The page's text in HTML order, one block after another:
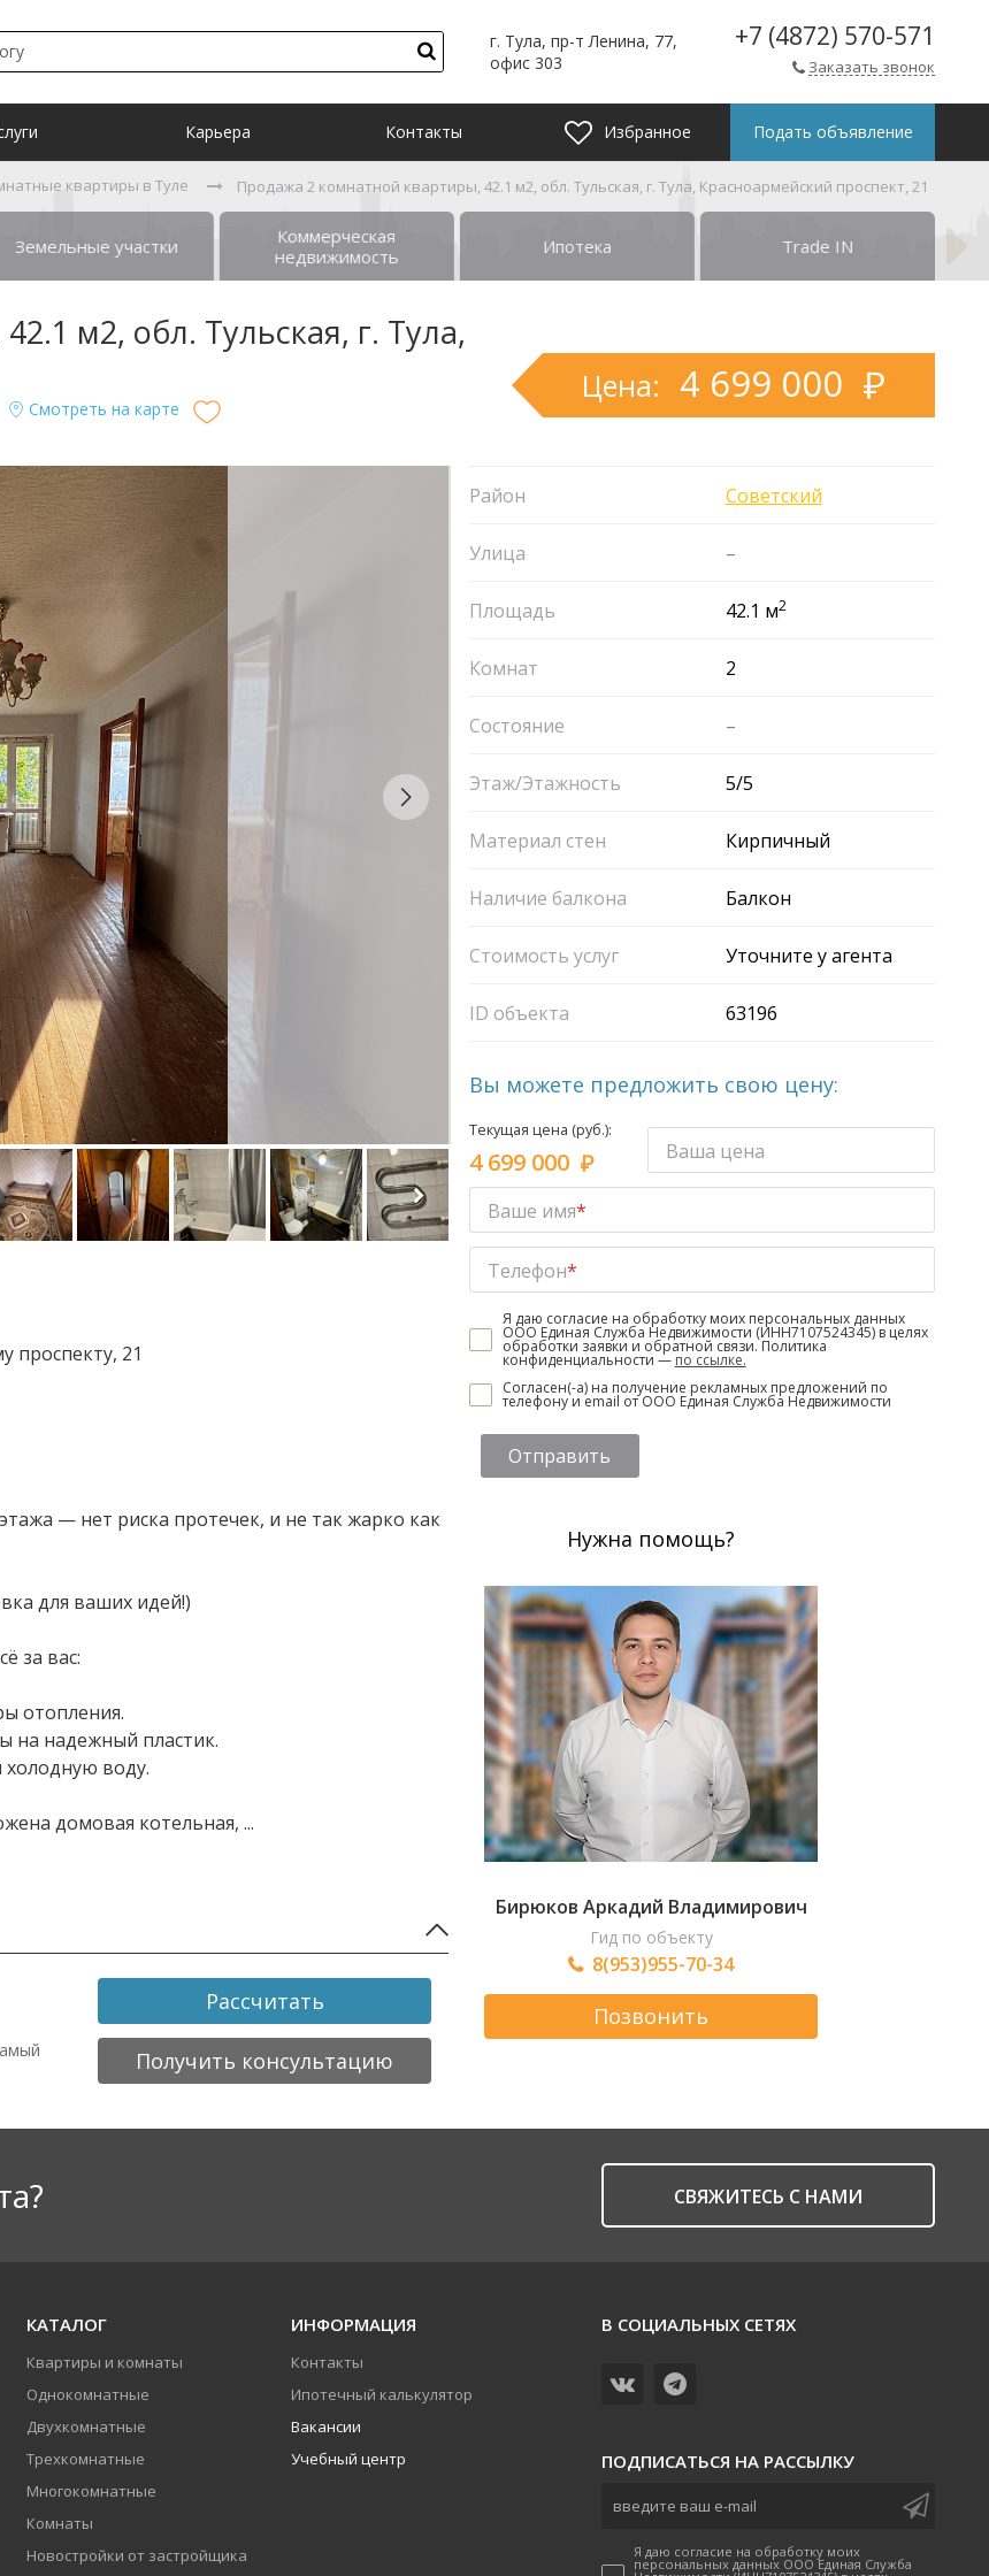
г. Тула, пр-т Ленина, 77,
офис 303
+7 (4872) 570-571
Заказать звонок
Карьера Контакты Избранное Подать объявление
квартиры в Туле Продажа 2 комнатной квартиры, 42.1 м2, обл. Тульская, г. Тула, Красноармейский проспект, 21
Земельные участки
Коммерческая
недвижимость
Ипотека Trade IN
м2, обл. Тульская, г. Тула,
Смотреть на карте
Цена: 4 699 000
проспекту, 21
— нет риска протечек, и не так жарко как
для ваших идей!)
за вас:
отопления.
на надежный пластик.
холодную воду.
домовая котельная, ...
Рассчитать
Получить консультацию
Район Советский
Улица –
Площадь 42.1 м2
Комнат 2
Состояние –
Этаж/Этажность 5/5
Материал стен Кирпичный
Наличие балкона Балкон
Стоимость услуг Уточните у агента
ID объекта 63196
Вы можете предложить свою цену:
Текущая цена (руб.):
4 699 000 Ваша цена
Ваше имя*
Телефон*
Я даю согласие на обработку моих персональных данных
ООО Единая Служба Недвижимости (ИНН7107524345) в целях
обработки заявки и обратной связи. Политика
конфиденциальности — по ссылке.
Согласен(-а) на получение рекламных предложений по
телефону и email от ООО Единая Служба Недвижимости
Отправить
Нужна помощь?
Бирюков Аркадий Владимирович
Гид по объекту
8(953)955-70-34
Позвонить
CВЯЖИТЕСЬ С НАМИ
КАТАЛОГ
Квартиры и комнаты
Однокомнатные
Двухкомнатные
Трехкомнатные
Многокомнатные
Комнаты
Новостройки от застройщика
ИНФОРМАЦИЯ
Контакты
Ипотечный калькулятор
Вакансии
Учебный центр
В СОЦИАЛЬНЫХ СЕТЯХ
ПОДПИСАТЬСЯ НА РАССЫЛКУ
Я даю согласие на обработку моих
персональных данных ООО Единая Служба